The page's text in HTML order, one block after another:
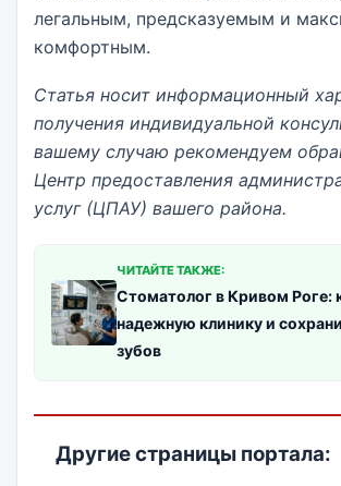
легальным, предсказуемым и
комфортным.
Статья носит информационный
получения индивидуальной
вашему случаю рекомендуем
Центр предоставления
услуг (ЦПАУ) вашего района.
ЧИТАЙТЕ ТАКЖЕ:
Стоматолог в Кривом Роге:
надежную клинику и
зубов
Другие страницы портала: